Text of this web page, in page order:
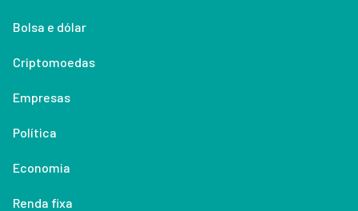
Bolsa e dólar
Criptomoedas
Empresas
Política
Economia
Renda fixa